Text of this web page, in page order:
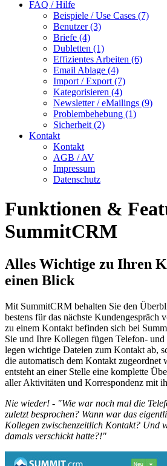
FAQ / Hilfe
Beispiele / Use Cases (7)
Benutzer (3)
Briefe (4)
Dubletten (1)
Effizientes Arbeiten (6)
Email Ablage (4)
Import / Export (7)
Kategorisieren (4)
Newsletter / eMailings (9)
Problembehebung (1)
Sicherheit (2)
Kontakt
Kontakt
AGB / AV
Impressum
Datenschutz
Funktionen &
SummitCRM
Alles Wichtige zu Ihren
einen Blick
Mit SummitCRM behalten Sie den
bestens für das nächste Kundengespräch
zu einem Kontakt befinden sich bei
Sie und Ihre Kollegen fügen Telefon- und
legen wichtige Dateien zum Kontakt ab,
die automatisch dem Kontakt zugeordnet
entsteht an einer Stelle eine komplette
aller Aktivitäten und Korrespondenz mit
Nie wieder! - "Wie war noch mal die
zuletzt besprochen? Wann war das
Kollegen zwischenzeitlich Kontakt? Und
damals verschickt hatte?!"